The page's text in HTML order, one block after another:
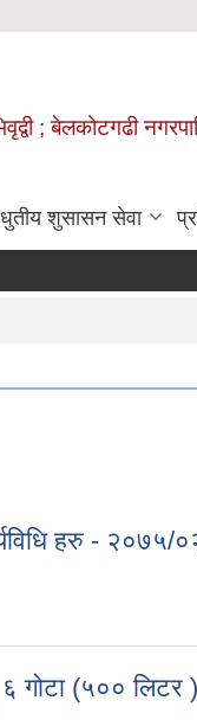
; बेलकोटगढी
शुसासन सेवा
हरु - २०७५/
गोटा (५०० लिटर )